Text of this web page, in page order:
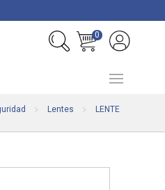
0
Lentes
LENTE